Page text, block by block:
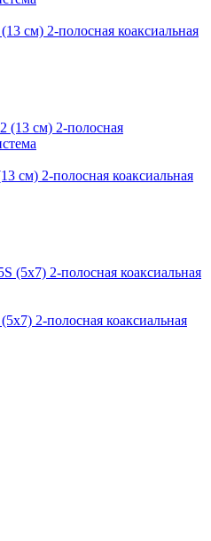
см) 2-полосная коаксиальная
см) 2-полосная коаксиальная
2-полосная коаксиальная